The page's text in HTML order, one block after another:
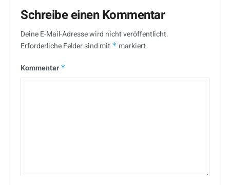
Schreibe einen Kommentar
Deine E-Mail-Adresse wird nicht veröffentlicht.
Erforderliche Felder sind mit * markiert
Kommentar *